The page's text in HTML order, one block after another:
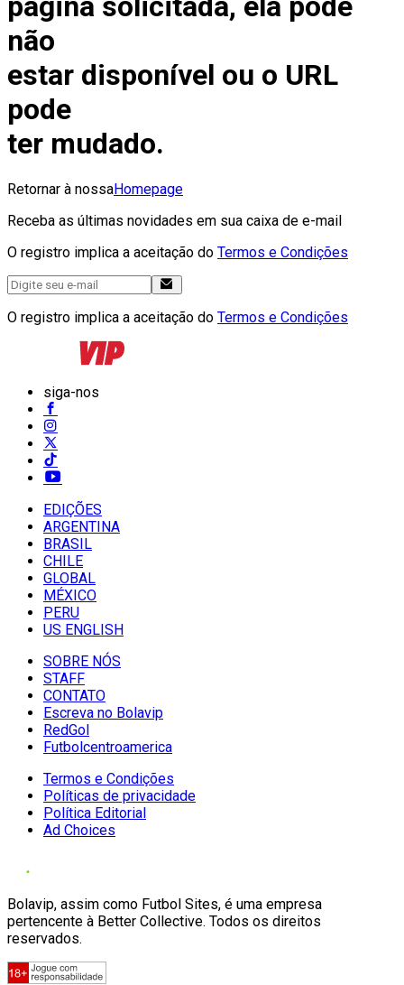
não
estar disponível ou o URL
pode
ter mudado.
Retornar à nossaHomepage
Receba as últimas novidades em sua caixa de e-mail
O registro implica a aceitação do Termos e Condições
O registro implica a aceitação do Termos e Condições
siga-nos
EDIÇÕES
ARGENTINA
BRASIL
CHILE
GLOBAL
MÉXICO
PERU
US ENGLISH
SOBRE NÓS
STAFF
CONTATO
Escreva no Bolavip
RedGol
Futbolcentroamerica
Termos e Condições
Políticas de privacidade
Política Editorial
Ad Choices
Bolavip, assim como Futbol Sites, é uma empresa
pertencente à Better Collective. Todos os direitos
reservados.